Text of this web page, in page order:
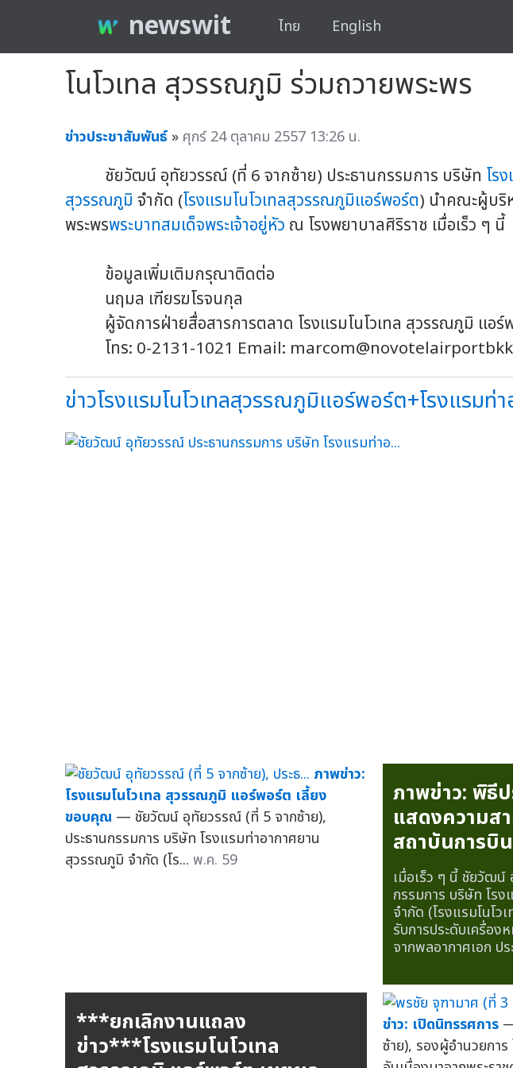
newswit ไทย English
โนโวเทล สุวรรณภูมิ ร่วมถวายพระพร
ข่าวประชาสัมพันธ์ » ศุกร์ 24 ตุลาคม 2557 13:26 น.
ชัยวัฒน์ อุทัยวรรณ์ (ที่ 6 จากซ้าย) ประธานกรรมการ บริษัท โร
สุวรรณภูมิ จำกัด (โรงแรมโนโวเทลสุวรรณภูมิแอร์พอร์ต) นำคณะผู้บริ
พระพรพระบาทสมเด็จพระเจ้าอยู่หัว ณ โรงพยาบาลศิริราช เมื่อเร็ว ๆ นี้
ข้อมูลเพิ่มเติมกรุณาติดต่อ
นฤมล เฑียรฆโรจนกุล
ผู้จัดการฝ่ายสื่อสารการตลาด โรงแรมโนโวเทล สุวรรณภูมิ แอร์
โทร: 0-2131-1021 Email:
ข่าวโรงแรมโนโวเทลสุวรรณภูมิแอร์พอร์ต+โรงแรม
ภาพข่าว:
โรงแรมโนโวเทล สุวรรณภูมิ แอร์พอร์ต เลี้ยง
ขอบคุณ — ชัยวัฒน์ อุทัยวรรณ์ (ที่ 5 จากซ้าย),
ประธานกรรมการ บริษัท โรงแรมท่าอากาศยาน
สุวรรณภูมิ จำกัด (โร... พ.ค. 59
ภาพข่าว: พิธี
แสดงความส
สถาบันการบิ
เมื่อเร็ว ๆ นี้ ชัยวัฒน์
กรรมการ บริษัท โร
จำกัด (โรงแรมโนโ
รับการประดับเครื่อ
จากพลอากาศเอก ป
***ยกเลิกงานแถลง
ข่าว***โรงแรมโนโวเทล
ข่าว: เปิดนิทรรศการ
ซ้าย), รองผู้อำนวยกา